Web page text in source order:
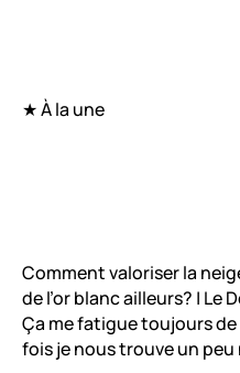
★ À la une
Comment valoriser la
de l’or blanc ailleurs? | Le
Ça me fatigue toujours
fois je nous trouve un peu